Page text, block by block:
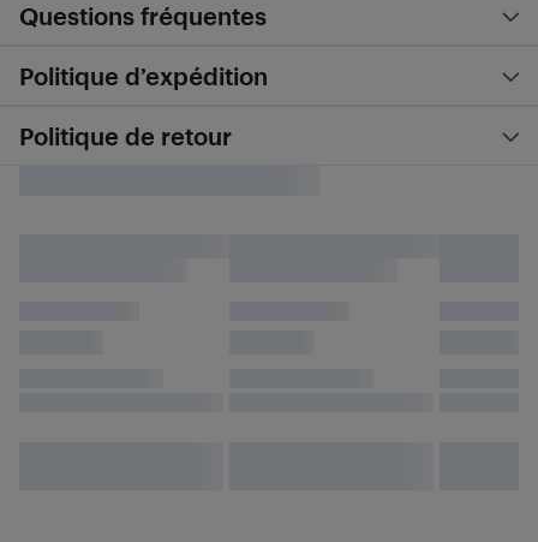
Questions fréquentes
Politique d’expédition
Politique de retour